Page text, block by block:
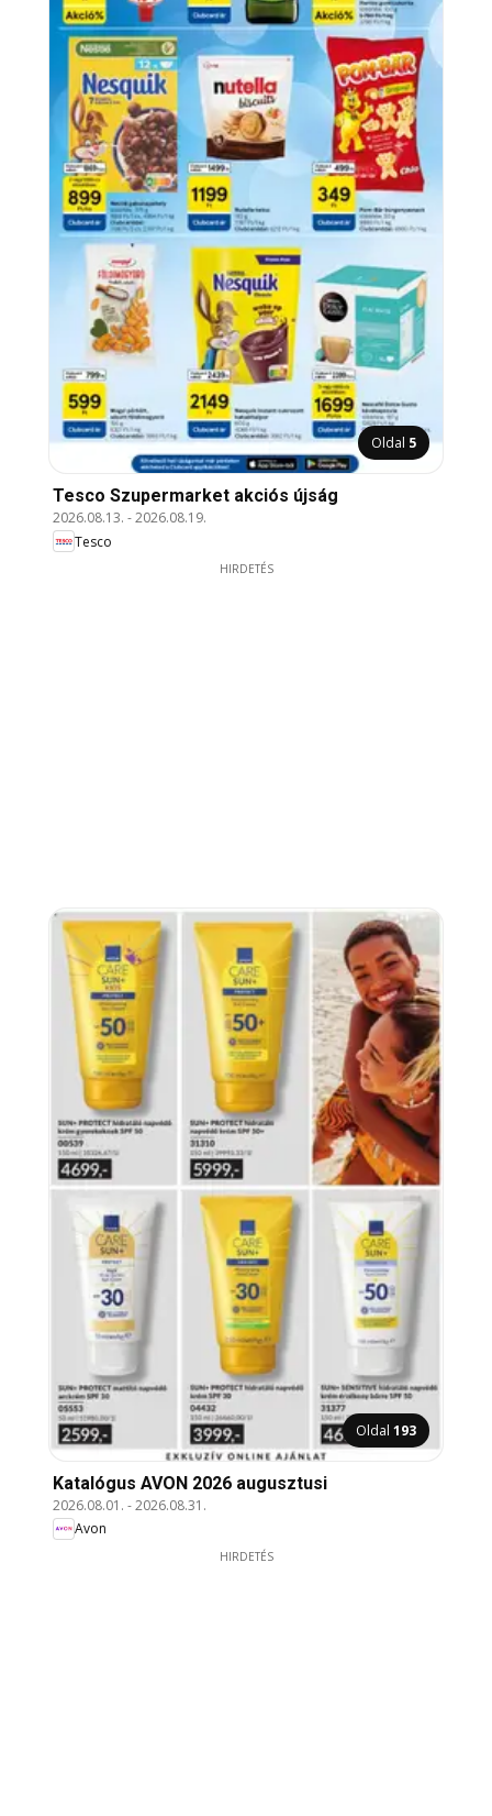
Oldal 5
Tesco Szupermarket akciós újság
2026.08.13. -2026.08.19.
Tesco
HIRDETÉS
Oldal 193
Katalógus AVON 2026 augusztusi
2026.08.01. -2026.08.31.
Avon
HIRDETÉS